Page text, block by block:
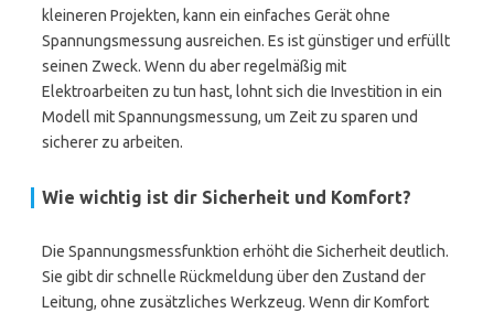
kleineren Projekten, kann ein einfaches Gerät ohne
Spannungsmessung ausreichen. Es ist günstiger und erfüllt
seinen Zweck. Wenn du aber regelmäßig mit
Elektroarbeiten zu tun hast, lohnt sich die Investition in ein
Modell mit Spannungsmessung, um Zeit zu sparen und
sicherer zu arbeiten.
Wie wichtig ist dir Sicherheit und Komfort?
Die Spannungsmessfunktion erhöht die Sicherheit deutlich.
Sie gibt dir schnelle Rückmeldung über den Zustand der
Leitung, ohne zusätzliches Werkzeug. Wenn dir Komfort